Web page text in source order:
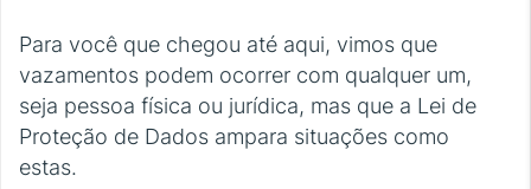
Para você que chegou até aqui, vimos que
vazamentos podem ocorrer com qualquer um,
seja pessoa física ou jurídica, mas que a Lei de
Proteção de Dados ampara situações como
estas.